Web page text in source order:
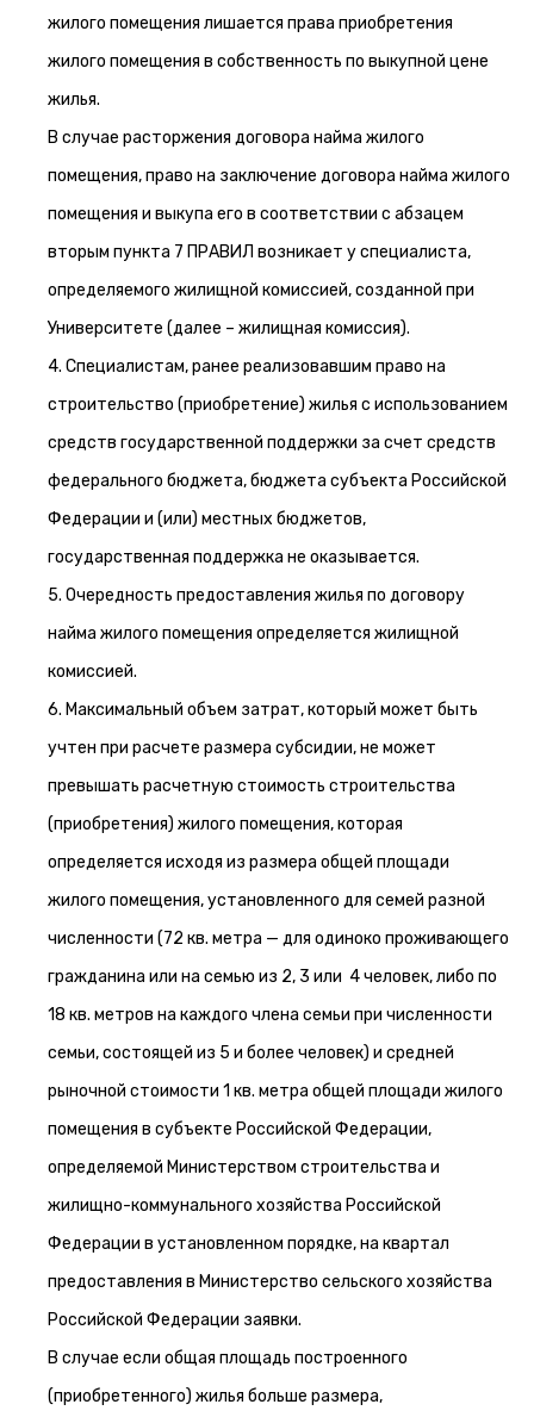
жилого помещения лишается права приобретения
жилого помещения в собственность по выкупной цене
жилья.
В случае расторжения договора найма жилого
помещения, право на заключение договора найма жилого
помещения и выкупа его в соответствии с абзацем
вторым пункта 7 ПРАВИЛ возникает у специалиста,
определяемого жилищной комиссией, созданной при
Университете (далее – жилищная комиссия).
4. Специалистам, ранее реализовавшим право на
строительство (приобретение) жилья с использованием
средств государственной поддержки за счет средств
федерального бюджета, бюджета субъекта Российской
Федерации и (или) местных бюджетов,
государственная поддержка не оказывается.
5. Очередность предоставления жилья по договору
найма жилого помещения определяется жилищной
комиссией.
6. Максимальный объем затрат, который может быть
учтен при расчете размера субсидии, не может
превышать расчетную стоимость строительства
(приобретения) жилого помещения, которая
определяется исходя из размера общей площади
жилого помещения, установленного для семей разной
численности (72 кв. метра — для одиноко проживающего
гражданина или на семью из 2, 3 или 4 человек, либо по
18 кв. метров на каждого члена семьи при численности
семьи, состоящей из 5 и более человек) и средней
рыночной стоимости 1 кв. метра общей площади жилого
помещения в субъекте Российской Федерации,
определяемой Министерством строительства и
жилищно-коммунального хозяйства Российской
Федерации в установленном порядке, на квартал
предоставления в Министерство сельского хозяйства
Российской Федерации заявки.
В случае если общая площадь построенного
(приобретенного) жилья больше размера,